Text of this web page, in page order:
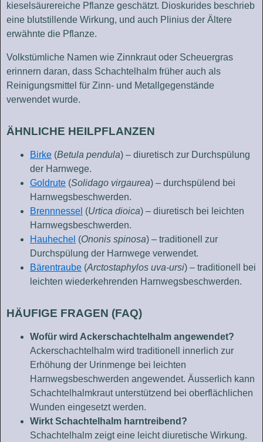
kieselsäurereiche Pflanze geschätzt. Dioskurides beschrieb
eine blutstillende Wirkung, und auch Plinius der Ältere
erwähnte die Pflanze.
Volkstümliche Namen wie Zinnkraut oder Scheuergras
erinnern daran, dass Schachtelhalm früher auch als
Reinigungsmittel für Zinn- und Metallgegenstände
verwendet wurde.
ÄHNLICHE HEILPFLANZEN
Birke (Betula pendula) – diuretisch zur Durchspülung
der Harnwege.
Goldrute (Solidago virgaurea) – durchspülend bei
Harnwegsbeschwerden.
Brennnessel (Urtica dioica) – diuretisch bei leichten
Harnwegsbeschwerden.
Hauhechel (Ononis spinosa) – traditionell zur
Durchspülung der Harnwege verwendet.
Bärentraube (Arctostaphylos uva-ursi) – traditionell bei
leichten wiederkehrenden Harnwegsbeschwerden.
HÄUFIGE FRAGEN (FAQ)
Wofür wird Ackerschachtelhalm angewendet?
Ackerschachtelhalm wird traditionell innerlich zur
Erhöhung der Urinmenge bei leichten
Harnwegsbeschwerden angewendet. Äusserlich kann
Schachtelhalmkraut unterstützend bei oberflächlichen
Wunden eingesetzt werden.
Wirkt Schachtelhalm harntreibend?
Schachtelhalm zeigt eine leicht diuretische Wirkung.